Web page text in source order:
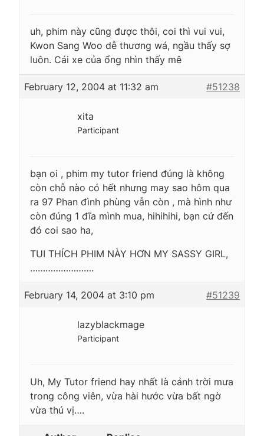
uh, phim này cũng được thôi, coi thì vui vui,
Kwon Sang Woo dễ thương wá, ngầu thấy sợ
luôn. Cái xe của ổng nhìn thấy mê
February 12, 2004 at 11:32 am #51238
xita
Participant
bạn oi , phim my tutor friend đúng là không
còn chỗ nào có hết nhưng may sao hôm qua
ra 97 Phan đình phùng vẫn còn , mà hình như
còn đúng 1 đĩa mình mua, hihihihi, bạn cứ đến
đó coi sao ha,
TUI THÍCH PHIM NÀY HƠN MY SASSY GIRL,
…………………….
February 14, 2004 at 3:10 pm #51239
lazyblackmage
Participant
Uh, My Tutor friend hay nhất là cảnh trời mưa
trong công viên, vừa hài hước vừa bất ngờ
vừa thú vị….